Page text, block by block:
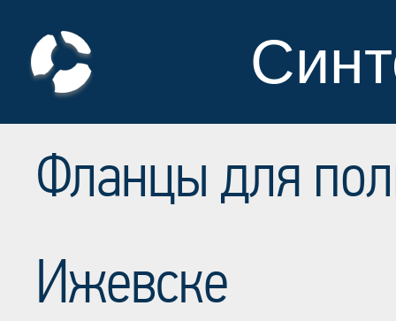
Фланцы для
Ижевске